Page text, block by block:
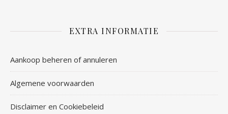
EXTRA INFORMATIE
Aankoop beheren of annuleren
Algemene voorwaarden
Disclaimer en Cookiebeleid